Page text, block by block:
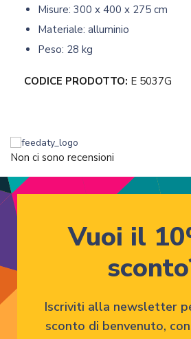
Misure: 300 x 400 x 275 cm
Materiale: alluminio
Peso: 28 kg
CODICE PRODOTTO: E 5037G
Non ci sono recensioni
Vuoi il
Iscriviti alla newsletter
sconto di benvenuto,